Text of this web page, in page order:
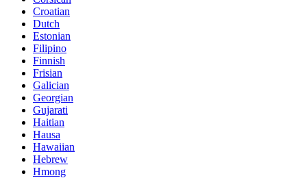
Croatian
Dutch
Estonian
Filipino
Finnish
Frisian
Galician
Georgian
Gujarati
Haitian
Hausa
Hawaiian
Hebrew
Hmong